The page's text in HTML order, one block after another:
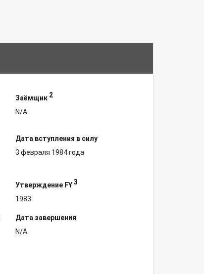
Заёмщик 2
N/A
Дата вступления в силу
3 февраля 1984 года
Утверждение FY3
1983
Дата завершения
N/A